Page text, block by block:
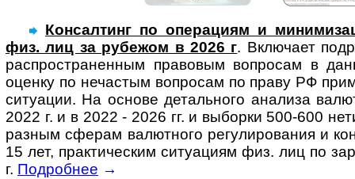
Консалтинг по операциям и
физ. лиц за рубежом в 2026 г. Вклю­чает
рас­про­ст­ра­нен­ным пра­во­вым воп­ро­сам в
оценку по нечас­тым воп­ро­сам по праву РФ
ситу­а­ции. На основе деталь­ного ана­лиза
2022 г. и в 2022 - 2026 гг. и выборки 500-600
раз­ным сфе­рам валют­ного регу­ли­ро­ва­ния и
15 лет, прак­тичес­ким ситу­а­циям физ. лиц по
г. Подробнее →